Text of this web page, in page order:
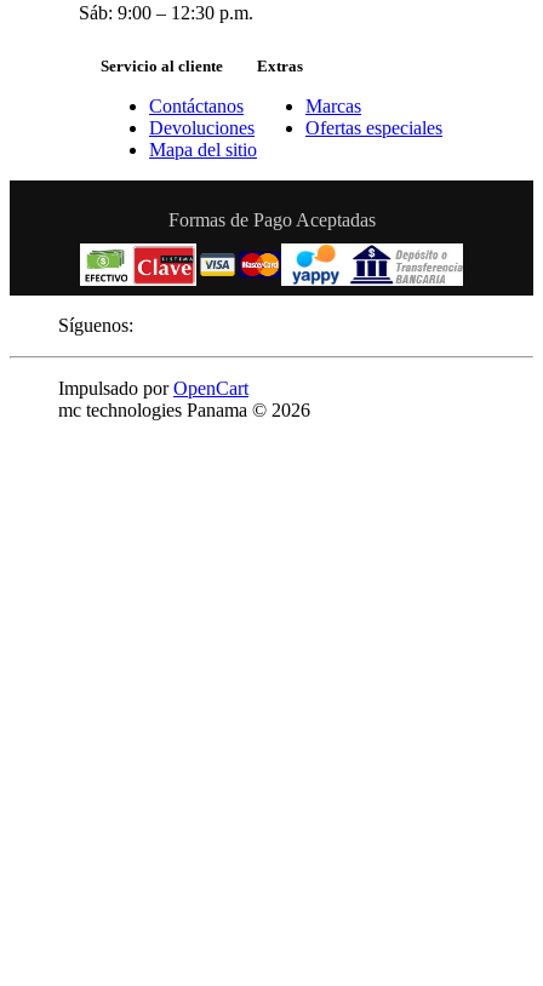
Sáb: 9:00 – 12:30 p.m.
Servicio al cliente
Contáctanos
Devoluciones
Mapa del sitio
Extras
Marcas
Ofertas especiales
Formas de Pago Aceptadas
Síguenos:
Impulsado porOpenCart
mc technologies Panama © 2026